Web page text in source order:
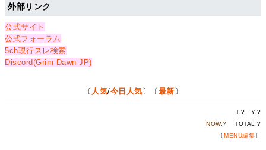
外部リンク
公式サイト
公式フォーラム
5ch現行スレ検索
Discord(Grim Dawn JP)
〔 人気/今日人気 〕〔 最新 〕
T.? Y.?
NOW.? TOTAL.?
〔MENU編集〕